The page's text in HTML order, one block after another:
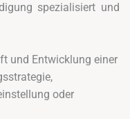
spezialisiert und
und Entwicklung einer
oder